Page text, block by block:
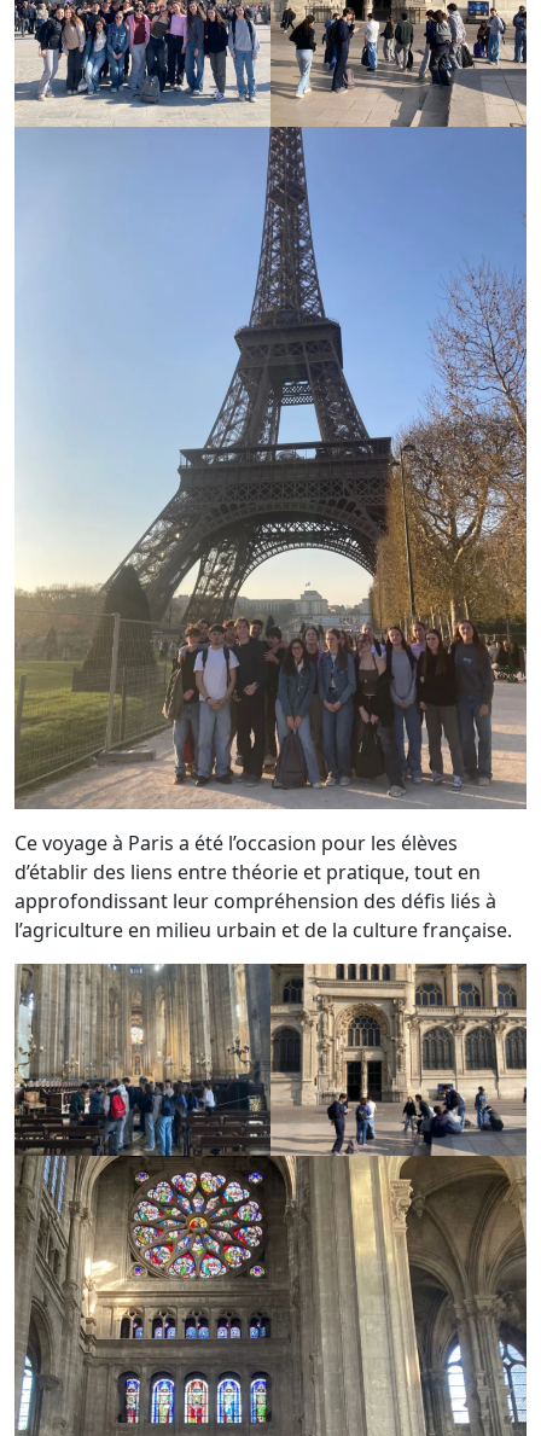
Ce voyage à Paris a été l’occasion pour les élèves
d’établir des liens entre théorie et pratique, tout en
approfondissant leur compréhension des défis liés à
l’agriculture en milieu urbain et de la culture française.